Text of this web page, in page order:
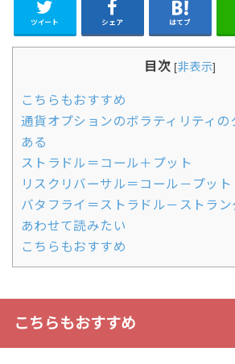
ツイート シェア はてブ
目次 [非表示]
こちらもおすすめ
通貨オプションのボラティリティ
ある
ストラドル＝コール＋プット
リスクリバーサル＝コール－プット
バタフライ＝ストラドル－ストラン
あわせて読みたい
こちらもおすすめ
こちらもおすすめ